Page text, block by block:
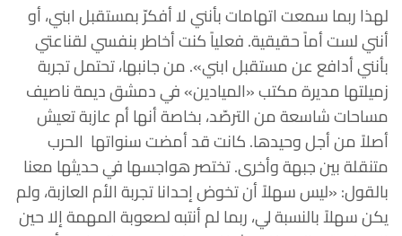
لهذا ربما سمعت اتهامات بأنني لا أفكرّ بمستقبل ابني، أو
أنني لست أماً حقيقية. فعلياً كنت أخاطر بنفسي لقناعتي
بأنني أدافع عن مستقبل ابني». من جانبها، تحتمل تجربة
زميلتها مديرة مكتب «الميادين» في دمشق ديمة ناصيف
مساحات شاسعة من الترصّد، بخاصة أنها أم عازبة تعيش
أصلاً من أجل وحيدها. كانت قد أمضت سنواتها الحرب
متنقلة بين جبهة وأخرى. تختصر هواجسها في حديثها معنا
بالقول: «ليس سهلاً أن تخوض إحدانا تجربة الأم العازبة، ولم
يكن سهلاً بالنسبة لي، ربما لم أنتبه لصعوبة المهمة إلا حين